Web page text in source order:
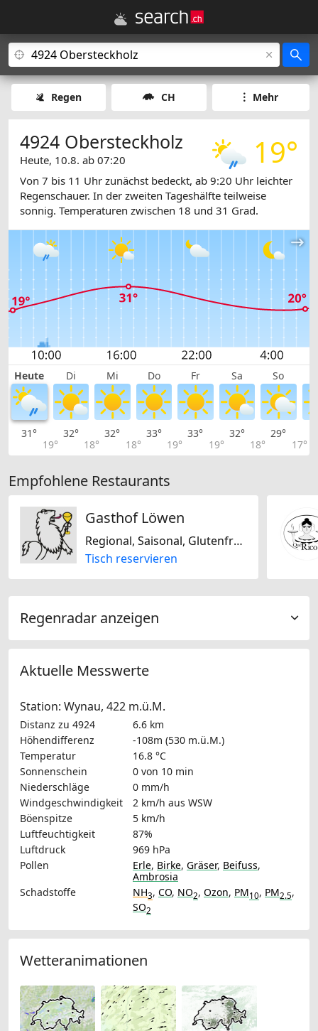
Regen CH Mehr
19°
4924 Obersteckholz
Heute, 10.8. ab 07:20
Von 7 bis 11 Uhr zunächst bedeckt, ab 9:20 Uhr leichter
Regenschauer. In der zweiten Tageshälfte teilweise
sonnig. Temperaturen zwischen 18 und 31 Grad.
Heute Di Mi Do Fr Sa So
31°
19°
32°
18°
32°
18°
33°
19°
33°
19°
32°
18°
29°
17°
Empfohlene Restaurants
Gasthof Löwen
Regional, Saisonal, Glutenfrei, Schweizerisch
Tisch reservieren
Regenradar anzeigen
Aktuelle Messwerte
Station: Wynau, 422 m.ü.M.
Distanz zu 4924
6.6 km
Höhendifferenz
-108m (530 m.ü.M.)
Temperatur
16.8 °C
Sonnenschein
0 von 10 min
Niederschläge
0 mm/h
Windgeschwindigkeit
2 km/h aus WSW
Böenspitze
5 km/h
Luftfeuchtigkeit
87%
Luftdruck
969 hPa
Pollen
Erle, Birke, Gräser, Beifuss,
Ambrosia
Schadstoffe
NH3, CO, NO2, Ozon, PM10, PM2.5,
SO2
Wetteranimationen